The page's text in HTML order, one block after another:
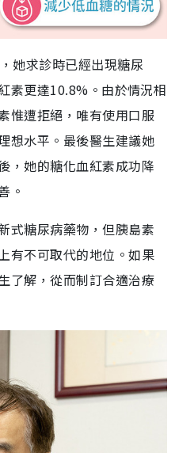
她求診時已經出現糖尿
素更達10.8%。由於情況相
惟遭拒絕，唯有使用口服
想水平。最後醫生建議她
，她的糖化血紅素成功降
。
式糖尿病藥物，但胰島素
有不可取代的地位。如果
了解，從而制訂合適治療